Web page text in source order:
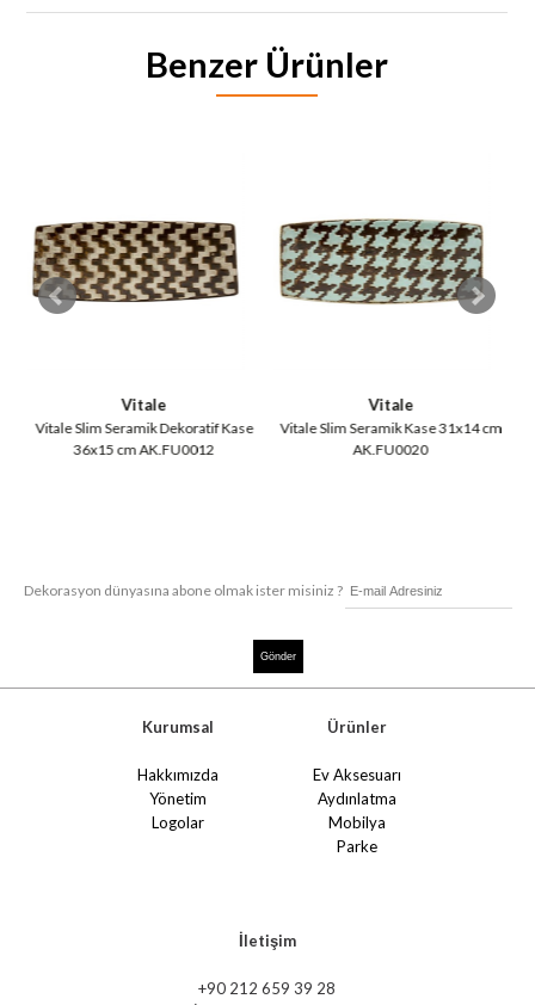
Benzer Ürünler
Vitale
Vitale Slim Seramik Dekoratif Kase
36x15 cm AK.FU0012
Vitale
Vitale Slim Seramik Kase 31x14 cm
AK.FU0020
Dekorasyon dünyasına abone olmak ister misiniz ?
Kurumsal
Hakkımızda
Yönetim
Logolar
Ürünler
Ev Aksesuarı
Aydınlatma
Mobilya
Parke
İletişim
+90 212 659 39 28